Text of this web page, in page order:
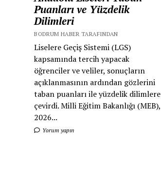
Puanları ve Yüzdelik
Dilimleri
BODRUM HABER TARAFINDAN
Liselere Geçiş Sistemi (LGS)
kapsamında tercih yapacak
öğrenciler ve veliler, sonuçların
açıklanmasının ardından gözlerini
taban puanları ile yüzdelik dilimlere
çevirdi. Milli Eğitim Bakanlığı (MEB),
2026...
Yorum yapın